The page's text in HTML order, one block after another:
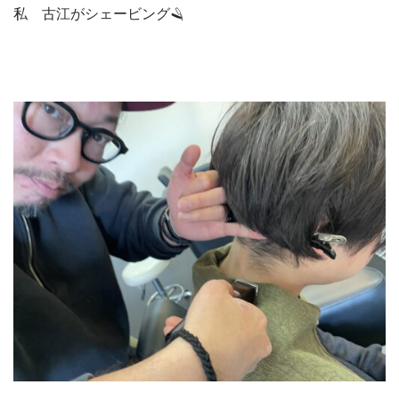
私 古江がシェービング🪒